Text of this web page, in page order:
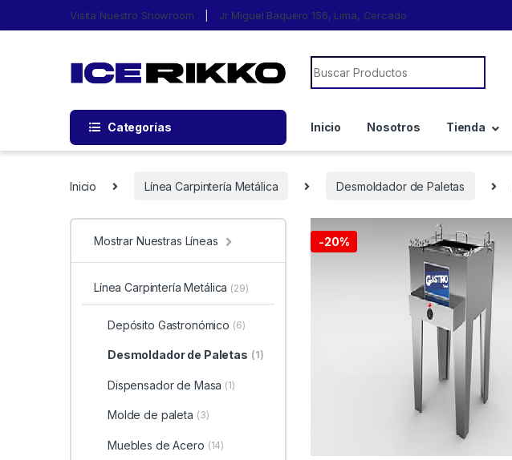
Visita Nuestro Showroom Jr Miguel Baquero 156, Lima, Cercado
Categorías Inicio Nosotros Tienda
Inicio Línea Carpintería Metálica Desmoldador de Paletas
-20%
Mostrar Nuestras Líneas
Línea Carpintería Metálica (29)
Depósito Gastronómico (6)
Desmoldador de Paletas (1)
Dispensador de Masa (1)
Molde de paleta (3)
Muebles de Acero (14)